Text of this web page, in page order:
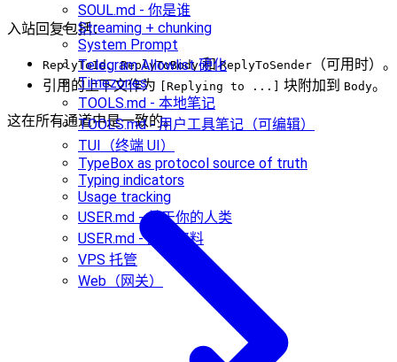
SOUL.md - 你是谁
Streaming + chunking
System Prompt
Telegram Allowlist 硬化
Timezones
TOOLS.md - 本地笔记
TOOLS.md - 用户工具笔记（可编辑）
TUI（终端 UI）
TypeBox as protocol source of truth
Typing indicators
Usage tracking
USER.md - 关于你的人类
USER.md - 用户资料
VPS 托管
Web（网关）
入站回复包括：
ReplyToId、ReplyToBody和ReplyToSender
（可用时）。
引用的上下文作为
[Replying to ...] 块附加到 Body。
这在所有通道中是一致的。